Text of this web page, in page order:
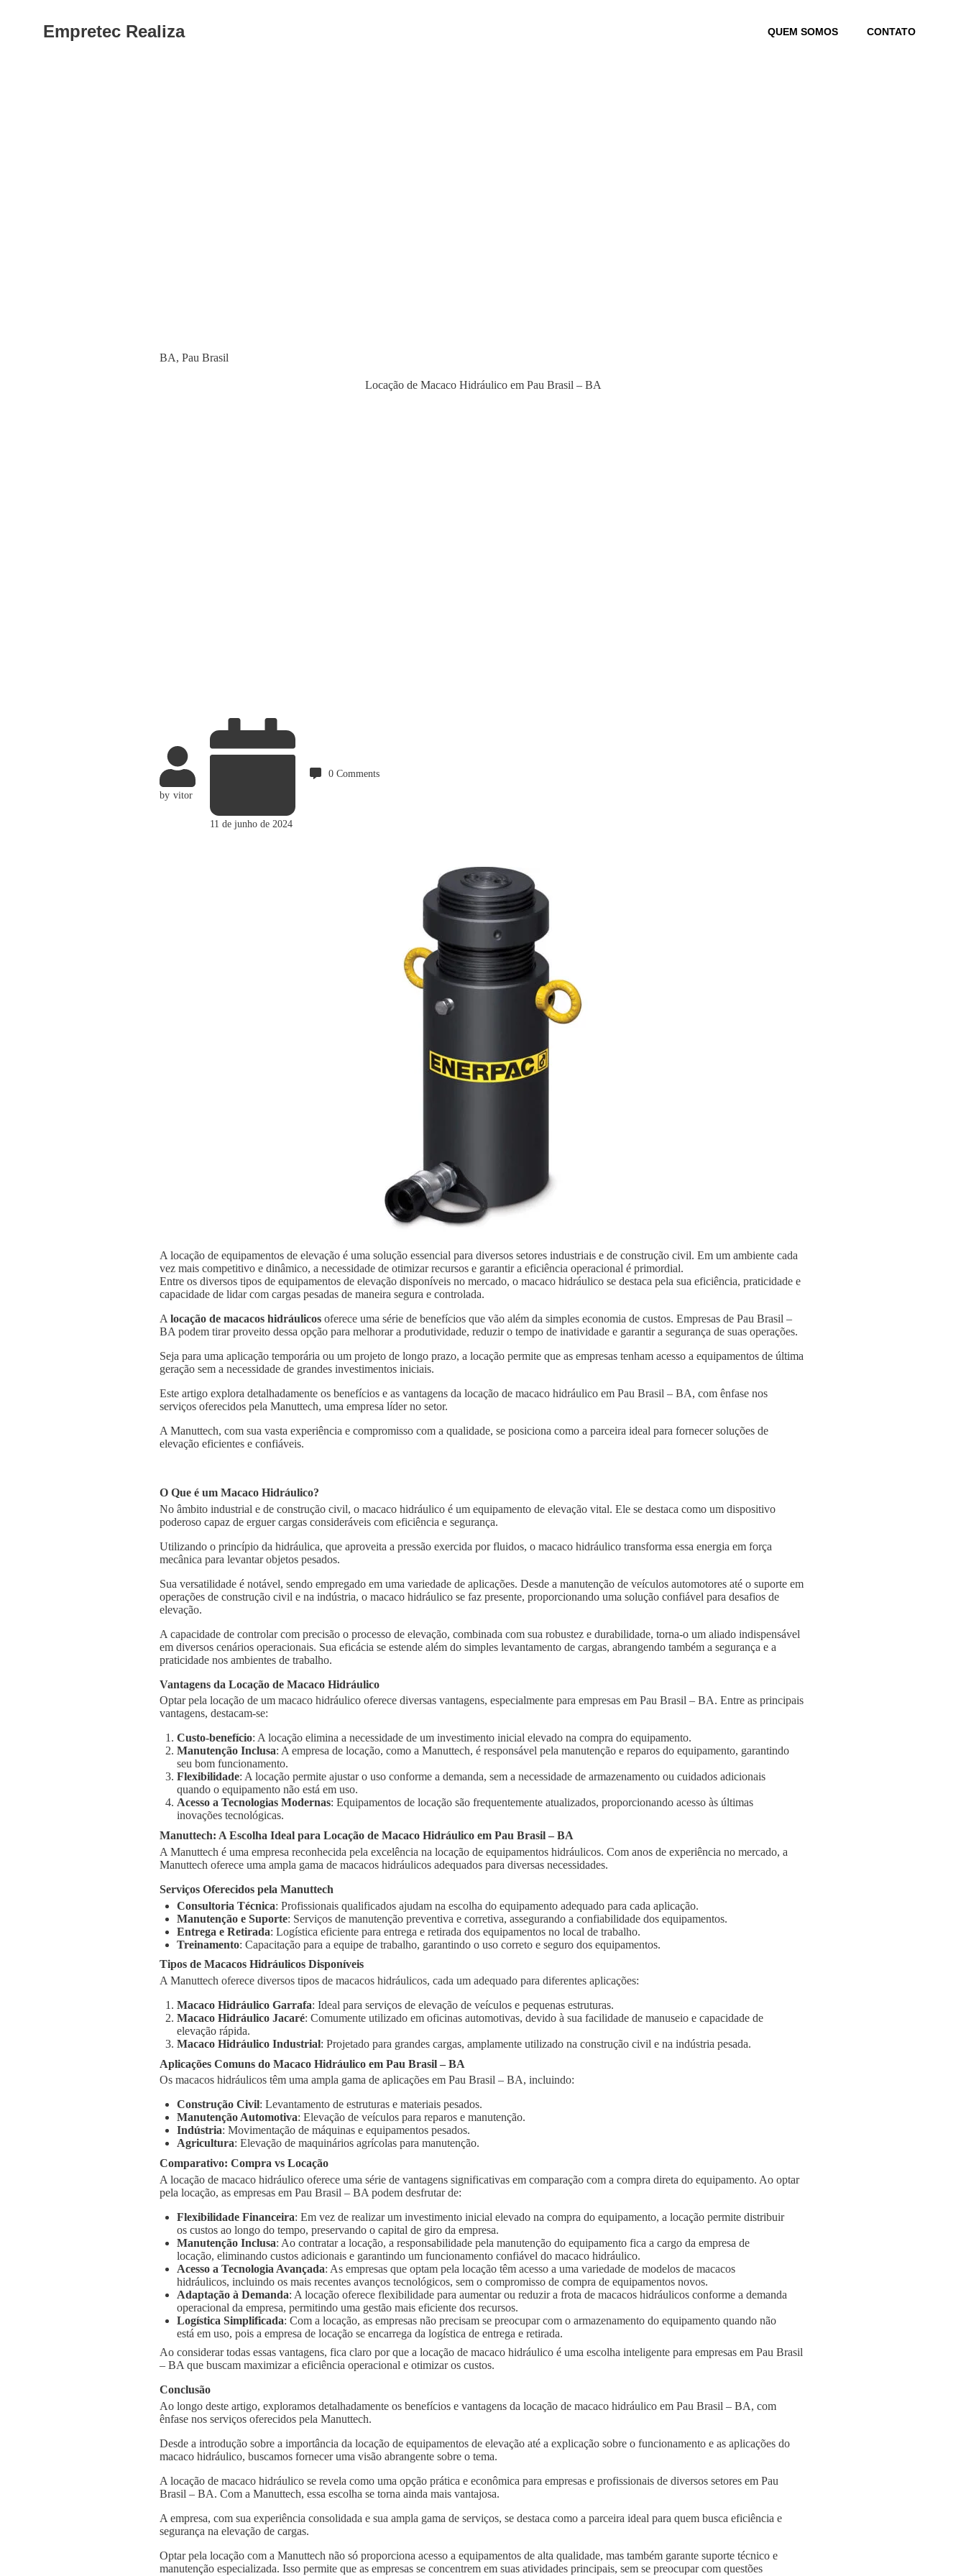
Empretec Realiza QUEM SOMOS CONTATO
Locação de Macaco Hidráulico em Pau Brasil – BA
Category
BA, Pau Brasil
by vitor
11 de junho de 2024
0 Comments
A locação de equipamentos de elevação é uma solução essencial para diversos setores industriais e de construção civil. Em um ambiente cada
vez mais competitivo e dinâmico, a necessidade de otimizar recursos e garantir a eficiência operacional é primordial.
Entre os diversos tipos de equipamentos de elevação disponíveis no mercado, o macaco hidráulico se destaca pela sua eficiência, praticidade e
capacidade de lidar com cargas pesadas de maneira segura e controlada.
A locação de macacos hidráulicos oferece uma série de benefícios que vão além da simples economia de custos. Empresas de Pau Brasil –
BA podem tirar proveito dessa opção para melhorar a produtividade, reduzir o tempo de inatividade e garantir a segurança de suas operações.
Seja para uma aplicação temporária ou um projeto de longo prazo, a locação permite que as empresas tenham acesso a equipamentos de última
geração sem a necessidade de grandes investimentos iniciais.
Este artigo explora detalhadamente os benefícios e as vantagens da locação de macaco hidráulico em Pau Brasil – BA, com ênfase nos
serviços oferecidos pela Manuttech, uma empresa líder no setor.
A Manuttech, com sua vasta experiência e compromisso com a qualidade, se posiciona como a parceira ideal para fornecer soluções de
elevação eficientes e confiáveis.
O Que é um Macaco Hidráulico?
No âmbito industrial e de construção civil, o macaco hidráulico é um equipamento de elevação vital. Ele se destaca como um dispositivo
poderoso capaz de erguer cargas consideráveis com eficiência e segurança.
Utilizando o princípio da hidráulica, que aproveita a pressão exercida por fluidos, o macaco hidráulico transforma essa energia em força
mecânica para levantar objetos pesados.
Sua versatilidade é notável, sendo empregado em uma variedade de aplicações. Desde a manutenção de veículos automotores até o suporte em
operações de construção civil e na indústria, o macaco hidráulico se faz presente, proporcionando uma solução confiável para desafios de
elevação.
A capacidade de controlar com precisão o processo de elevação, combinada com sua robustez e durabilidade, torna-o um aliado indispensável
em diversos cenários operacionais. Sua eficácia se estende além do simples levantamento de cargas, abrangendo também a segurança e a
praticidade nos ambientes de trabalho.
Vantagens da Locação de Macaco Hidráulico
Optar pela locação de um macaco hidráulico oferece diversas vantagens, especialmente para empresas em Pau Brasil – BA. Entre as principais
vantagens, destacam-se:
Custo-benefício: A locação elimina a necessidade de um investimento inicial elevado na compra do equipamento.
Manutenção Inclusa: A empresa de locação, como a Manuttech, é responsável pela manutenção e reparos do equipamento, garantindo
seu bom funcionamento.
Flexibilidade: A locação permite ajustar o uso conforme a demanda, sem a necessidade de armazenamento ou cuidados adicionais
quando o equipamento não está em uso.
Acesso a Tecnologias Modernas: Equipamentos de locação são frequentemente atualizados, proporcionando acesso às últimas
inovações tecnológicas.
Manuttech: A Escolha Ideal para Locação de Macaco Hidráulico em Pau Brasil – BA
A Manuttech é uma empresa reconhecida pela excelência na locação de equipamentos hidráulicos. Com anos de experiência no mercado, a
Manuttech oferece uma ampla gama de macacos hidráulicos adequados para diversas necessidades.
Serviços Oferecidos pela Manuttech
Consultoria Técnica: Profissionais qualificados ajudam na escolha do equipamento adequado para cada aplicação.
Manutenção e Suporte: Serviços de manutenção preventiva e corretiva, assegurando a confiabilidade dos equipamentos.
Entrega e Retirada: Logística eficiente para entrega e retirada dos equipamentos no local de trabalho.
Treinamento: Capacitação para a equipe de trabalho, garantindo o uso correto e seguro dos equipamentos.
Tipos de Macacos Hidráulicos Disponíveis
A Manuttech oferece diversos tipos de macacos hidráulicos, cada um adequado para diferentes aplicações:
Macaco Hidráulico Garrafa: Ideal para serviços de elevação de veículos e pequenas estruturas.
Macaco Hidráulico Jacaré: Comumente utilizado em oficinas automotivas, devido à sua facilidade de manuseio e capacidade de
elevação rápida.
Macaco Hidráulico Industrial: Projetado para grandes cargas, amplamente utilizado na construção civil e na indústria pesada.
Aplicações Comuns do Macaco Hidráulico em Pau Brasil – BA
Os macacos hidráulicos têm uma ampla gama de aplicações em Pau Brasil – BA, incluindo:
Construção Civil: Levantamento de estruturas e materiais pesados.
Manutenção Automotiva: Elevação de veículos para reparos e manutenção.
Indústria: Movimentação de máquinas e equipamentos pesados.
Agricultura: Elevação de maquinários agrícolas para manutenção.
Comparativo: Compra vs Locação
A locação de macaco hidráulico oferece uma série de vantagens significativas em comparação com a compra direta do equipamento. Ao optar
pela locação, as empresas em Pau Brasil – BA podem desfrutar de:
Flexibilidade Financeira: Em vez de realizar um investimento inicial elevado na compra do equipamento, a locação permite distribuir
os custos ao longo do tempo, preservando o capital de giro da empresa.
Manutenção Inclusa: Ao contratar a locação, a responsabilidade pela manutenção do equipamento fica a cargo da empresa de
locação, eliminando custos adicionais e garantindo um funcionamento confiável do macaco hidráulico.
Acesso a Tecnologia Avançada: As empresas que optam pela locação têm acesso a uma variedade de modelos de macacos
hidráulicos, incluindo os mais recentes avanços tecnológicos, sem o compromisso de compra de equipamentos novos.
Adaptação à Demanda: A locação oferece flexibilidade para aumentar ou reduzir a frota de macacos hidráulicos conforme a demanda
operacional da empresa, permitindo uma gestão mais eficiente dos recursos.
Logística Simplificada: Com a locação, as empresas não precisam se preocupar com o armazenamento do equipamento quando não
está em uso, pois a empresa de locação se encarrega da logística de entrega e retirada.
Ao considerar todas essas vantagens, fica claro por que a locação de macaco hidráulico é uma escolha inteligente para empresas em Pau Brasil
– BA que buscam maximizar a eficiência operacional e otimizar os custos.
Conclusão
Ao longo deste artigo, exploramos detalhadamente os benefícios e vantagens da locação de macaco hidráulico em Pau Brasil – BA, com
ênfase nos serviços oferecidos pela Manuttech.
Desde a introdução sobre a importância da locação de equipamentos de elevação até a explicação sobre o funcionamento e as aplicações do
macaco hidráulico, buscamos fornecer uma visão abrangente sobre o tema.
A locação de macaco hidráulico se revela como uma opção prática e econômica para empresas e profissionais de diversos setores em Pau
Brasil – BA. Com a Manuttech, essa escolha se torna ainda mais vantajosa.
A empresa, com sua experiência consolidada e sua ampla gama de serviços, se destaca como a parceira ideal para quem busca eficiência e
segurança na elevação de cargas.
Optar pela locação com a Manuttech não só proporciona acesso a equipamentos de alta qualidade, mas também garante suporte técnico e
manutenção especializada. Isso permite que as empresas se concentrem em suas atividades principais, sem se preocupar com questões